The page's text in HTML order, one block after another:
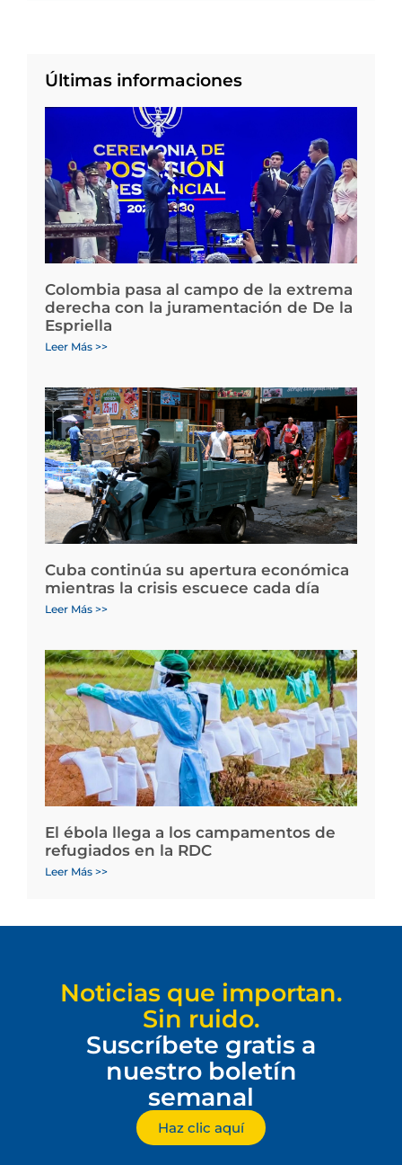
Últimas informaciones
Colombia pasa al campo de la extrema
derecha con la juramentación de De la
Espriella
Leer Más >>
Cuba continúa su apertura económica
mientras la crisis escuece cada día
Leer Más >>
El ébola llega a los campamentos de
refugiados en la RDC
Leer Más >>
Noticias que importan.
Sin ruido.
Suscríbete gratis a
nuestro boletín
semanal
Haz clic aquí